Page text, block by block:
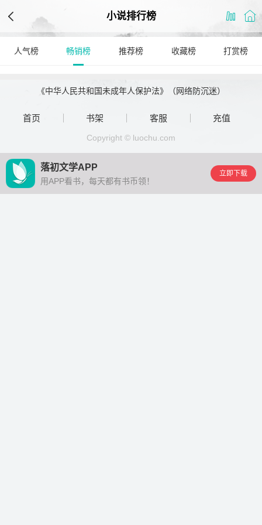
小说排行榜
人气榜 畅销榜 推荐榜 收藏榜 打赏榜
《中华人民共和国未成年人保护法》（网络防沉迷）
首页 书架 客服 充值
Copyright © luochu.com
落初文学APP
用APP看书，每天都有书币领！
立即下载